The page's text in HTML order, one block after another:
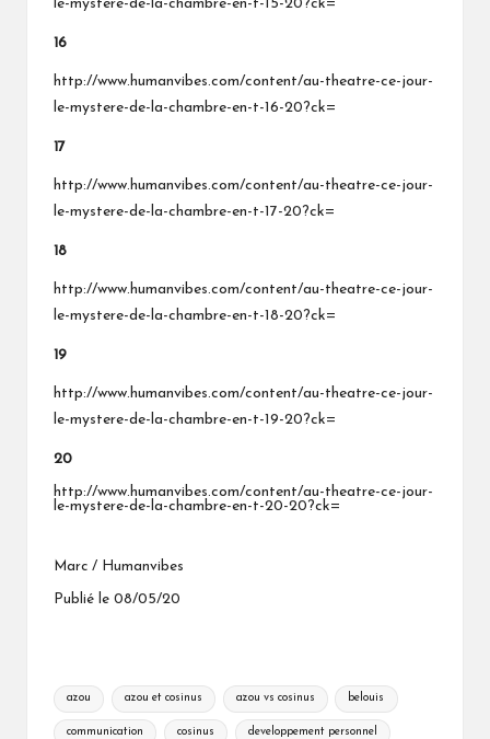
le-mystere-de-la-chambre-en-t-15-20?ck=
16
http://www.humanvibes.com/content/au-theatre-ce-jour-
le-mystere-de-la-chambre-en-t-16-20?ck=
17
http://www.humanvibes.com/content/au-theatre-ce-jour-
le-mystere-de-la-chambre-en-t-17-20?ck=
18
http://www.humanvibes.com/content/au-theatre-ce-jour-
le-mystere-de-la-chambre-en-t-18-20?ck=
19
http://www.humanvibes.com/content/au-theatre-ce-jour-
le-mystere-de-la-chambre-en-t-19-20?ck=
20
http://www.humanvibes.com/content/au-theatre-ce-jour-
le-mystere-de-la-chambre-en-t-20-20?ck=
Marc / Humanvibes
Publié le 08/05/20
Tags:
azou azou et cosinus azou vs cosinus belouis
communication cosinus developpement personnel